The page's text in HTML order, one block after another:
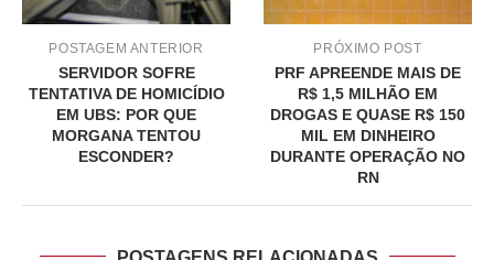
POSTAGEM ANTERIOR
SERVIDOR SOFRE
TENTATIVA DE HOMICÍDIO
EM UBS: POR QUE
MORGANA TENTOU
ESCONDER?
PRÓXIMO POST
PRF APREENDE MAIS DE
R$ 1,5 MILHÃO EM
DROGAS E QUASE R$ 150
MIL EM DINHEIRO
DURANTE OPERAÇÃO NO
RN